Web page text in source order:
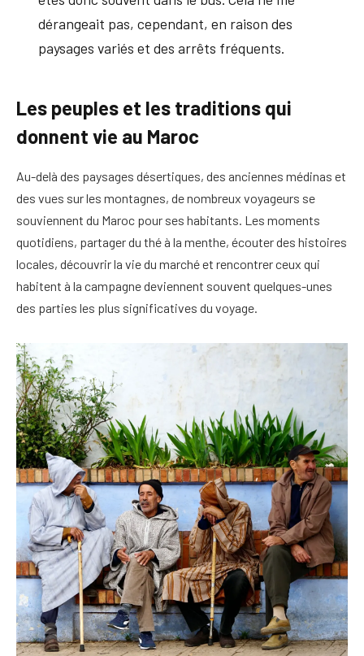
dérangeait pas, cependant, en raison des
paysages variés et des arrêts fréquents.
Les peuples et les traditions qui
donnent vie au Maroc
Au-delà des paysages désertiques, des anciennes médinas et
des vues sur les montagnes, de nombreux voyageurs se
souviennent du Maroc pour ses habitants. Les moments
quotidiens, partager du thé à la menthe, écouter des histoires
locales, découvrir la vie du marché et rencontrer ceux qui
habitent à la campagne deviennent souvent quelques-unes
des parties les plus significatives du voyage.